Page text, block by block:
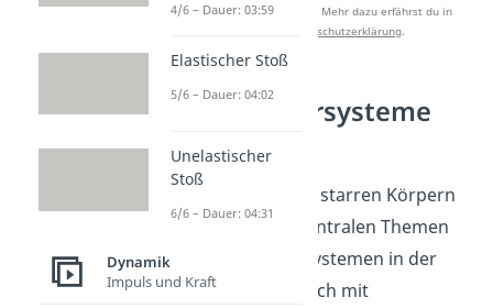
Studyflix zu verbessern. Mehr dazu erfährst du in
Datenschutzerklärung.
Starrkörpersysteme
verstehen
Die Dynamik von starren Körpern
gehört zu den zentralen Themen
bei Starrkörpersystemen in der
Mechanik. Wer sich mit
4/6 – Dauer: 03:59
Elastischer Stoß
5/6 – Dauer: 04:02
Unelastischer
Stoß
6/6 – Dauer: 04:31
Dynamik
Impuls und Kraft